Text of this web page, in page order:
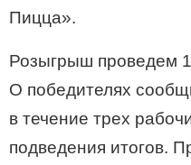
Пицца».
Розыгрыш проведем
О победителях
в течение трех
подведения итогов.